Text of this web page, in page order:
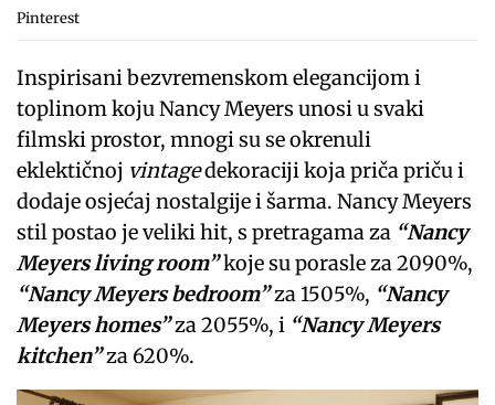
Pinterest
Inspirisani bezvremenskom elegancijom i
toplinom koju Nancy Meyers unosi u svaki
filmski prostor, mnogi su se okrenuli
eklektičnoj vintagedekoraciji koja priča priču i
dodaje osjećaj nostalgije i šarma. Nancy Meyers
stil postao je veliki hit, s pretragama za “Nancy
Meyers living room”koje su porasle za 2090%,
“Nancy Meyers bedroom”za 1505%, “Nancy
Meyers homes”za 2055%, i “Nancy Meyers
kitchen”za 620%.